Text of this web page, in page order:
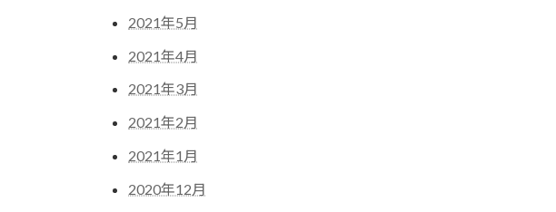
2021年5月
2021年4月
2021年3月
2021年2月
2021年1月
2020年12月